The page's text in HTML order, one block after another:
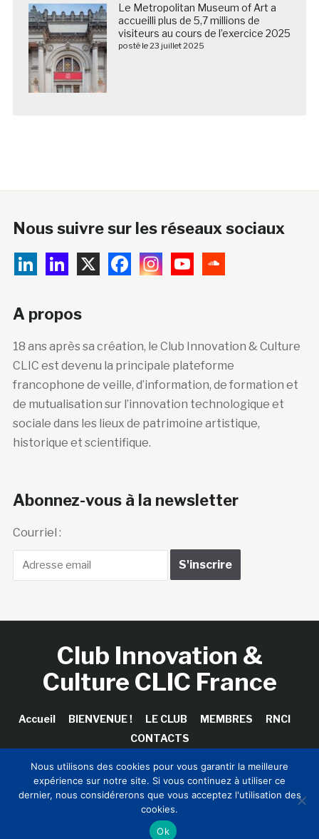
Le Metropolitan Museum of Art a
accueilli plus de 5,7 millions de
visiteurs au cours de l’exercice 2025
posté le 23 juillet 2025
Nous suivre sur les réseaux sociaux
A propos
18 ans après sa création, le Club Innovation & Culture
CLIC est devenu la principale plateforme
francophone de veille, d’information, de formation et
de mutualisation sur l’innovation technologique et
sociale dans les lieux de patrimoine artistique,
historique et scientifique.
Abonnez-vous à la newsletter
Courriel :
Club Innovation &
Culture CLIC France
Accueil BIENVENUE ! LE CLUB MEMBRES
RNCI
CONTACTS
Copyright © 2026 Club Innovation & Culture CLIC France /
Sinapses Conseils
Nous utilisons des cookies pour vous garantir la meilleure
expérience sur notre site. Si vous continuez à utiliser ce
dernier, nous considérerons que vous acceptez l'utilisation des
cookies.
Ok